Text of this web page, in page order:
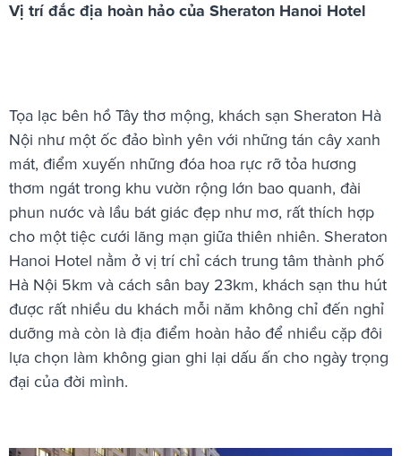
Vị trí đắc địa hoàn hảo của Sheraton Hanoi Hotel
Tọa lạc bên hồ Tây thơ mộng, khách sạn Sheraton Hà
Nội như một ốc đảo bình yên với những tán cây xanh
mát, điểm xuyến những đóa hoa rực rỡ tỏa hương
thơm ngát trong khu vườn rộng lớn bao quanh, đài
phun nước và lầu bát giác đẹp như mơ, rất thích hợp
cho một tiệc cưới lãng mạn giữa thiên nhiên. Sheraton
Hanoi Hotel nằm ở vị trí chỉ cách trung tâm thành phố
Hà Nội 5km và cách sân bay 23km, khách sạn thu hút
được rất nhiều du khách mỗi năm không chỉ đến nghỉ
dưỡng mà còn là địa điểm hoàn hảo để nhiều cặp đôi
lựa chọn làm không gian ghi lại dấu ấn cho ngày trọng
đại của đời mình.